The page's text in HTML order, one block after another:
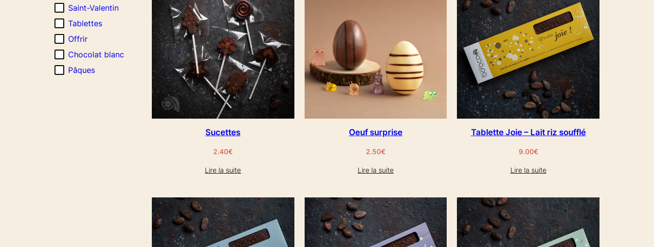
Saint-Valentin
Tablettes
Offrir
Chocolat blanc
Pâques
Sucettes
2.40€
Lire la suite
Oeuf surprise
2.50€
Lire la suite
Tablette Joie – Lait riz soufflé
9.00€
Lire la suite